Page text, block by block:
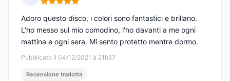
Nota: 5 su 5
Pubblicato il 04/12/2021 à 21h57
Adoro questo disco, i colori sono fantastici e brillano.
L'ho messo sul mio comodino, l'ho davanti a me ogni
mattina e ogni sera. Mi sento protetto mentre dormo.
Recensione tradotta